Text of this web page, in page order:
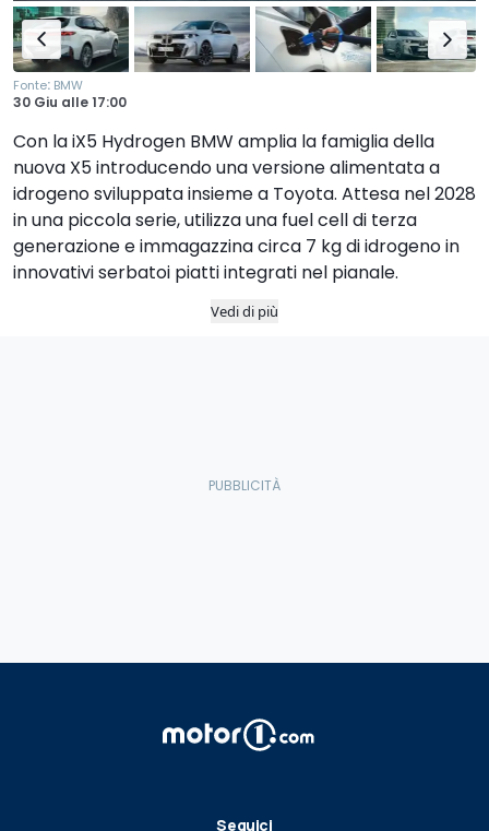
Fonte: BMW
30 Giu alle17:00
Con la iX5 Hydrogen BMW amplia la famiglia della
nuova X5 introducendo una versione alimentata a
idrogeno sviluppata insieme a Toyota. Attesa nel 2028
in una piccola serie, utilizza una fuel cell di terza
generazione e immagazzina circa 7 kg di idrogeno in
innovativi serbatoi piatti integrati nel pianale.
Vedi di più
Seguici